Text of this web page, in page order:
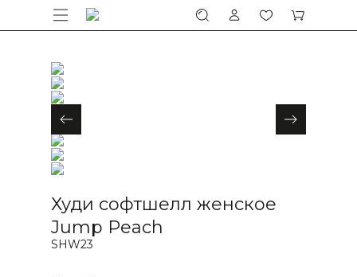
Худи софтшелл женское
Jump Peach
SHW23